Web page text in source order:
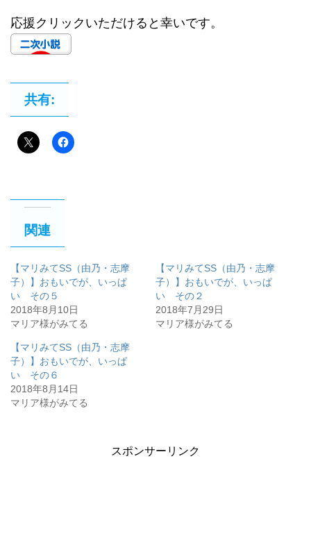
応援クリックいただけると幸いです。
共有:
関連
【マリみてSS（由乃・志摩
子）】おもいでが、いっぱ
い その５
2018年8月10日
マリア様がみてる
【マリみてSS（由乃・志摩
子）】おもいでが、いっぱ
い その２
2018年7月29日
マリア様がみてる
【マリみてSS（由乃・志摩
子）】おもいでが、いっぱ
い その６
2018年8月14日
マリア様がみてる
スポンサーリンク